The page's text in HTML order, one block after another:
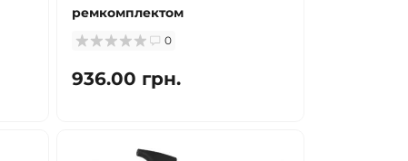
ремкомплектом
0
936.00 грн.